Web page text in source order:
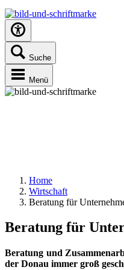
Suche
Menü
Home
Wirtschaft
Beratung für
Beratung für
Beratung und
der Donau immer groß